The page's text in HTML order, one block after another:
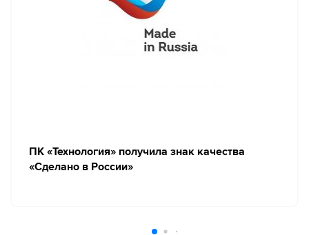
ПК «Технология» получила знак качества
«Сделано в России»